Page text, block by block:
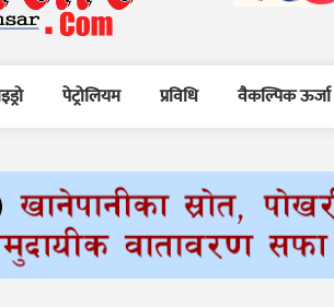
पेट्रोलियम प्रविधि वैकल्पिक ऊर्जा